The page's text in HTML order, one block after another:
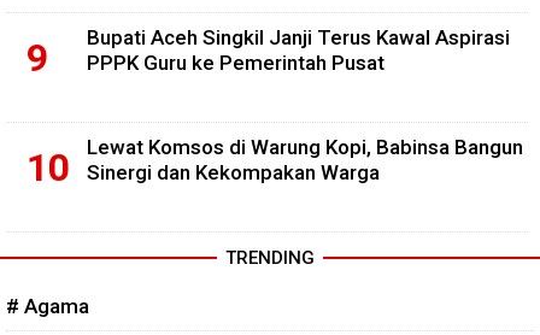
Bupati Aceh Singkil Janji Terus Kawal Aspirasi
PPPK Guru ke Pemerintah Pusat
Lewat Komsos di Warung Kopi, Babinsa Bangun
Sinergi dan Kekompakan Warga
TRENDING
# Agama